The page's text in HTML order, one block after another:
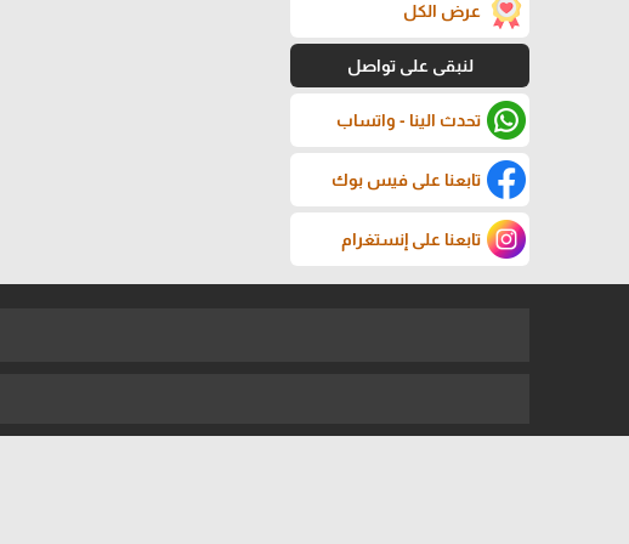
عرض الكل
لنبقى على تواصل
تحدث الينا - واتساب
تابعنا على فيس بوك
تابعنا على إنستغرام